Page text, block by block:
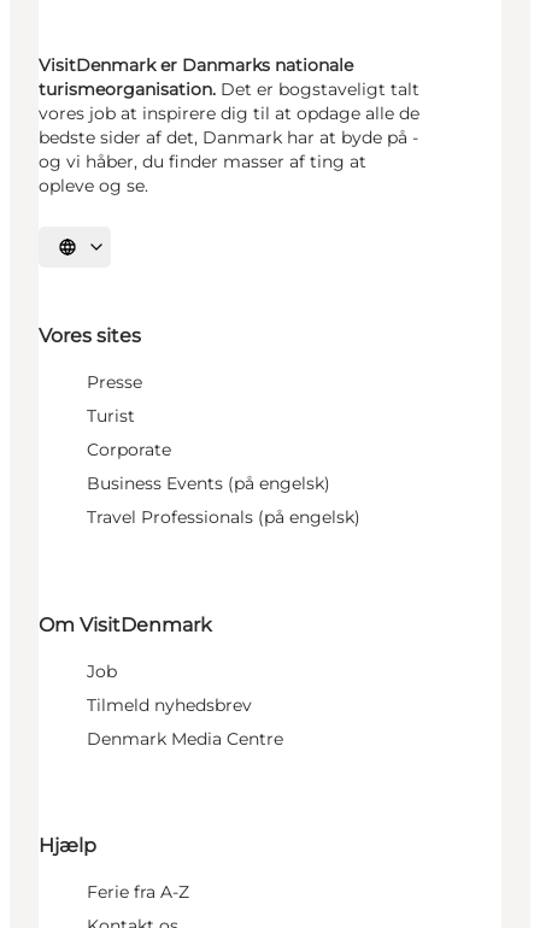
VisitDenmark er Danmarks nationale
turismeorganisation. Det er bogstaveligt talt
vores job at inspirere dig til at opdage alle de
bedste sider af det, Danmark har at byde på -
og vi håber, du finder masser af ting at
opleve og se.
Vælg sprog
Vores sites
Presse
Turist
Corporate
Business Events (på engelsk)
Travel Professionals (på engelsk)
Om VisitDenmark
Job
Tilmeld nyhedsbrev
Denmark Media Centre
Hjælp
Ferie fra A-Z